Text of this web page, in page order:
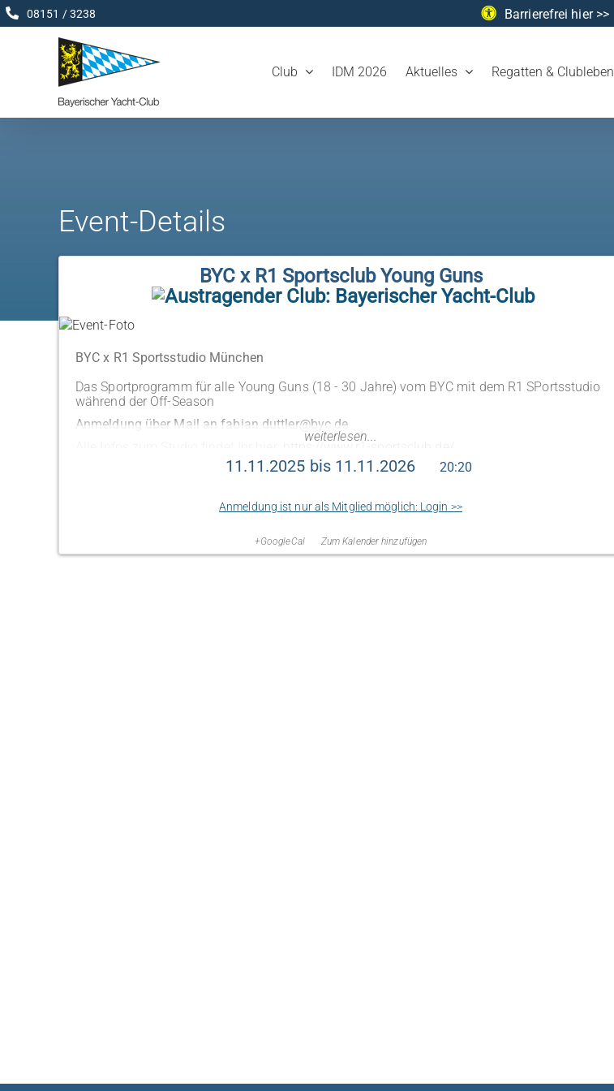
Zum
Inhalt
08151 / 3238 Barrierefrei hier >>
Club IDM 2026 Aktuelles Regatten & Clubleben
Event-Details
BYC x R1 Sportsclub Young Guns
BYC x R1 Sportsstudio München
Das Sportprogramm für alle Young Guns (18 - 30 Jahre) vom BYC mit dem R1 SPortsstudio
während der Off-Season
Anmeldung über Mail an fabian.duttler@byc.de
Infos zur Anfahrt des Studios in München:https://www.schwabinger-tor.de/lageplan/
weiterlesen...
11.11.2025 bis 11.11.2026 20:20
Anmeldung ist nur als Mitglied möglich: Login >>
+GoogleCal Zum Kalender hinzufügen